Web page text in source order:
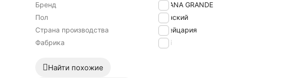
Бренд
ARIANA GRANDE
Пол
Женский
Страна производства
Швейцария
Фабрика
Luzi
Найти похожие